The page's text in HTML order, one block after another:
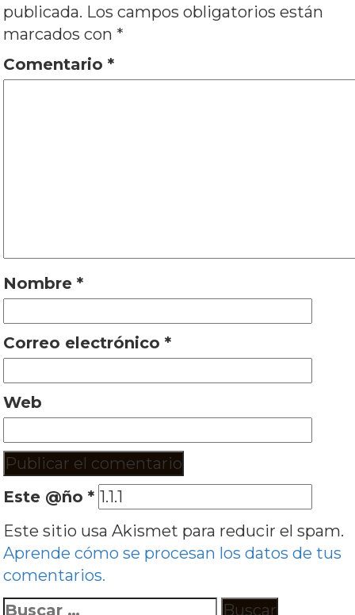
publicada. Los campos obligatorios están
marcados con *
Comentario*
Nombre*
Correo electrónico*
Web
Este @ño*
Este sitio usa Akismet para reducir el spam.
Aprende cómo se procesan los datos de tus
comentarios.
Buscar: